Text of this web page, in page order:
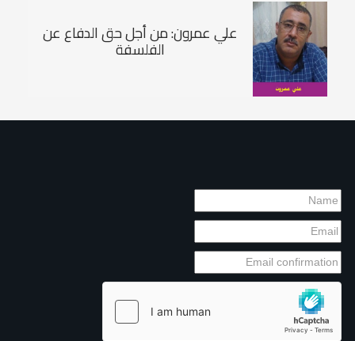
علي عمرون: من أجل حق الدفاع عن
الفلسفة